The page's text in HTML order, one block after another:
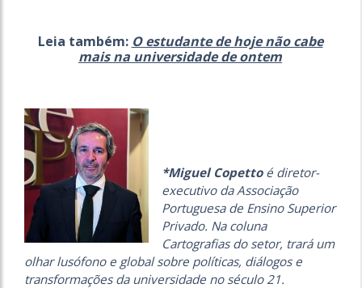
Leia também: O estudante de hoje não cabe
mais na universidade de ontem
*Miguel Copetto é diretor-
executivo da Associação
Portuguesa de Ensino Superior
Privado. Na coluna
Cartografias do setor, trará um
olhar lusófono e global sobre políticas, diálogos e
transformações da universidade no século 21.